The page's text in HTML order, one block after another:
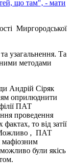
що там", - мати
Миргородської
узагальнення. Та
методами
Андрій Сіряк
оприлюднити
ПАТ
проведення
то від затії
Можливо , ПАТ
були якісь